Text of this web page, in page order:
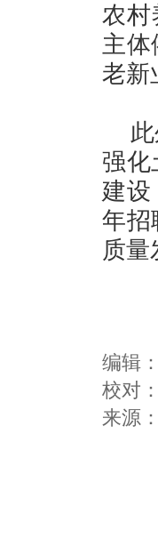
农村
主体
老新
强化
建设
年招
质量
编辑：
校对